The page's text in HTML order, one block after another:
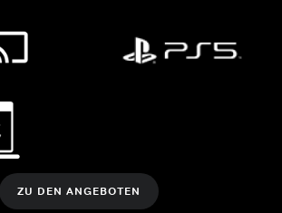
ZU DEN ANGEBOTEN